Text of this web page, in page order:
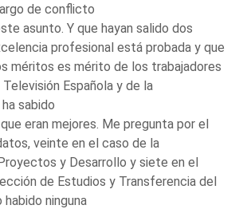
de conflicto
asunto. Y que hayan salido dos
profesional está probada y que
méritos es mérito de los trabajadores
Española y de la
sabido
eran mejores. Me pregunta por el
veinte en el caso de la
y Desarrollo y siete en el
de Estudios y Transferencia del
ninguna